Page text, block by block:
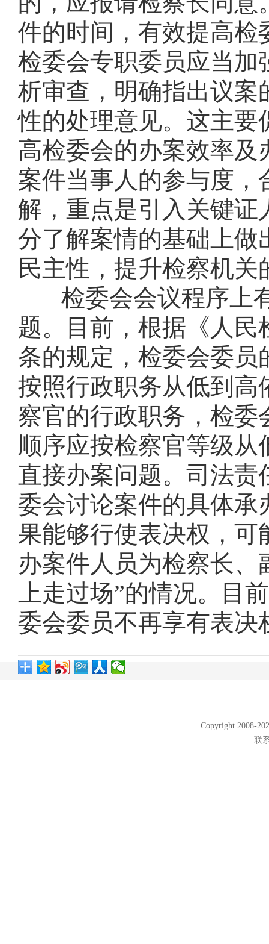
件的时间，有效提高检
检委会专职委员应当加
析审查，明确指出议案
性的处理意见。这主要
高检委会的办案效率
案件当事人的参与度
解，重点是引入关键证
分了解案情的基础上做
民主性，提升检察机关
检委会会议程序上
题。目前，根据《人
条的规定，检委会委
按照行政职务从低到高
察官的行政职务，检
顺序应按检察官等级
直接办案问题。司法
委会讨论案件的具体承
果能够行使表决权，
办案件人员为检察长
上走过场”的情况。目
委会委员不再享有表决
Copyright 2008-
联